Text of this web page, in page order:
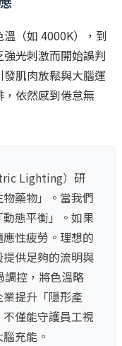
（如 4000K），到
光刺激而開始誤判
肌肉放鬆與大腦運
依然感到倦怠無
Lighting）研
藥物」。當我們
態平衡」。如果
性疲勞。理想的
供足夠的流明與
調控，將色溫略
提升「隱形產
僅能守護員工視
充能。